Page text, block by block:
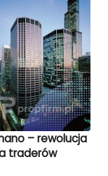
– rewolucja
traderów